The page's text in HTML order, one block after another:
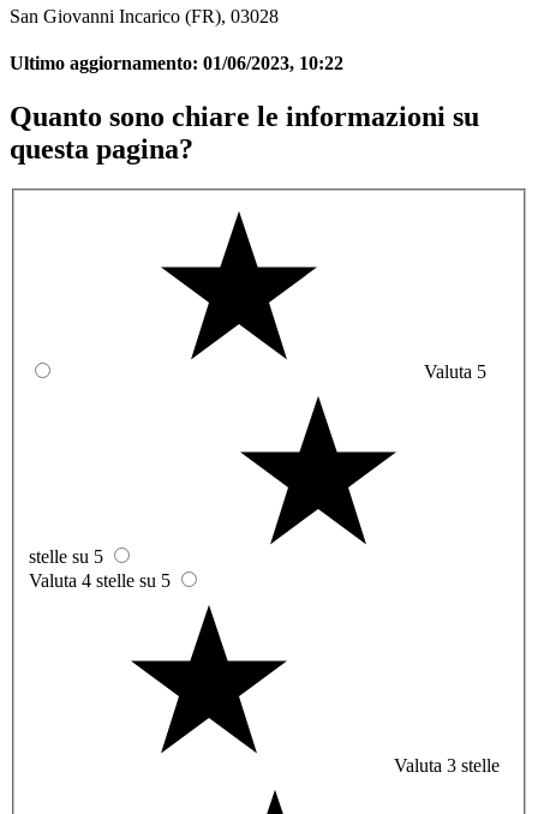
San Giovanni Incarico (FR), 03028
Ultimo aggiornamento: 01/06/2023, 10:22
Quanto sono chiare le informazioni su
questa pagina?
Valuta 5
stelle su 5
Valuta 4 stelle su 5
Valuta 3 stelle